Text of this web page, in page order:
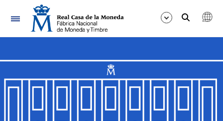
Navigation
Show/Hide